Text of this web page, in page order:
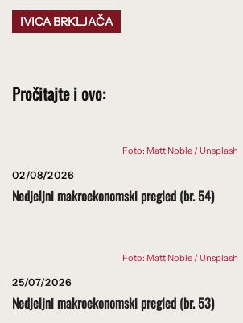
IVICA BRKLJAČA
Pročitajte i ovo:
Foto: Matt Noble / Unsplash
02/08/2026
Nedjeljni makroekonomski pregled (br. 54)
Foto: Matt Noble / Unsplash
25/07/2026
Nedjeljni makroekonomski pregled (br. 53)